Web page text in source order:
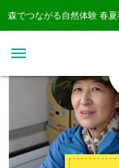
森でつながる自然体験 春
menu